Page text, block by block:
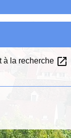
à la recherche open_in_new